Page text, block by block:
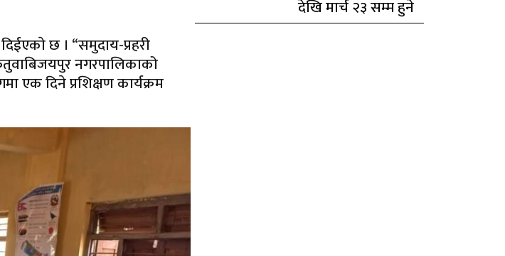
छ । “समुदाय-प्रहरी
नगरपालिकाको
एक दिने प्रशिक्षण कार्यक्रम
देखि मार्च २३ सम्म हुने